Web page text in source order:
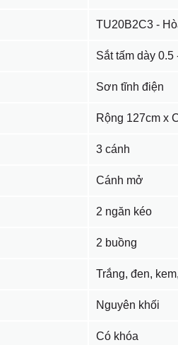
TU20B2C3 -
Sắt tấm dày 0.5
Sơn tĩnh điện
Rộng 127cm x
3 cánh
Cánh mở
2 ngăn kéo
2 buồng
Trắng, đen,
Nguyên khối
Có khóa